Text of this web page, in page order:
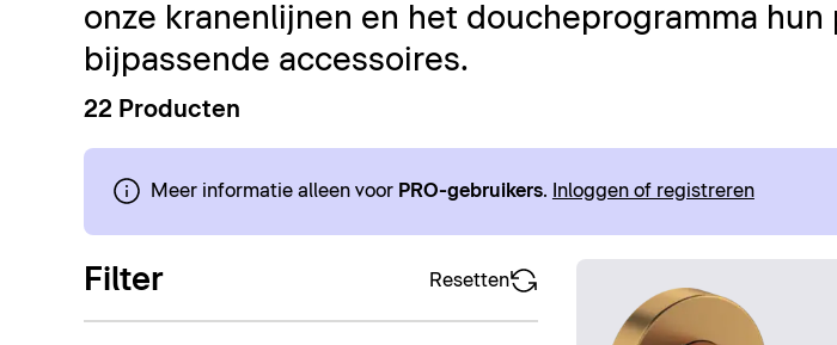
onze kranenlijnen en het doucheprogramma
bijpassende accessoires.
22 Producten
Meer informatie alleen voor PRO-gebruikers. Inloggen of registreren
Filter Resetten